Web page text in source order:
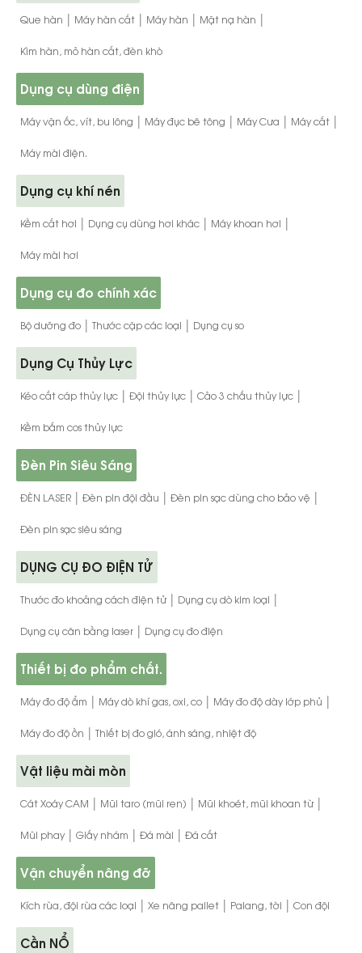
Que hàn | Máy hàn cắt | Máy hàn | Mặt nạ hàn |
Kìm hàn, mỏ hàn cắt, đèn khò
Dụng cụ dùng điện
Máy vặn ốc, vít, bu lông | Máy đục bê tông | Máy Cưa | Máy cắt |
Máy mài điện.
Dụng cụ khí nén
Kềm cắt hơi | Dụng cụ dùng hơi khác | Máy khoan hơi |
Máy mài hơi
Dụng cụ đo chính xác
Bộ dưỡng đo | Thước cặp các loại | Dụng cụ so
Dụng Cụ Thủy Lực
Kéo cắt cáp thủy lực | Đội thủy lực | Cảo 3 chấu thủy lực |
Kềm bấm cos thủy lực
Đèn Pin Siêu Sáng
ĐÈN LASER | Đèn pin đội đầu | Đèn pin sạc dùng cho bảo vệ |
Đèn pin sạc siêu sáng
DỤNG CỤ ĐO ĐIỆN TỬ
Thước đo khoảng cách điện tử | Dụng cụ dò kim loại |
Dụng cụ cân bằng laser | Dụng cụ đo điện
Thiết bị đo phẩm chất.
Máy đo độ ẩm | Máy dò khí gas, oxi, co | Máy đo độ dày lớp phủ |
Máy đo độ ồn | Thiết bị đo gió, ánh sáng, nhiệt độ
Vật liệu mài mòn
Cát Xoáy CAM | Mũi taro (mũi ren) | Mũi khoét, mũi khoan từ |
Mũi phay | Giấy nhám | Đá mài | Đá cắt
Vận chuyển nâng đỡ
Kích rùa, đội rùa các loại | Xe nâng pallet | Palang, tời | Con đội
Cần NỔ